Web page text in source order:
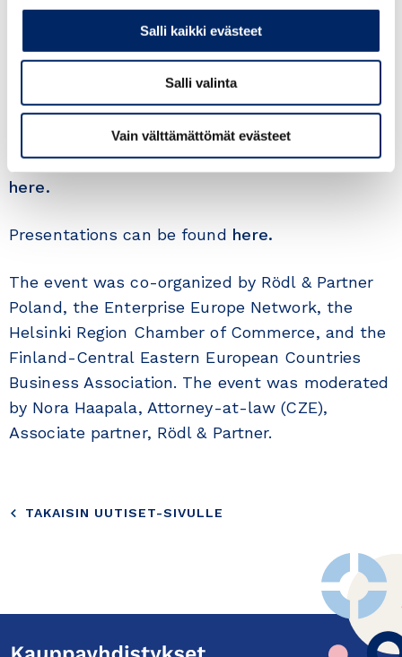
Salli kaikki evästeet
Salli valinta
Vain välttämättömät evästeet
Katarzyna Judkowiak (tax adviser, Partner),
Magdalena Skurowska (new investments expert)
– discussed legal forms of investments in
Poland, current changes in taxation system and
public support available for new investments.
Watch the recording before the 31st May 2022
here.
Presentations can be found here.
The event was co-organized by Rödl & Partner
Poland, the Enterprise Europe Network, the
Helsinki Region Chamber of Commerce, and the
Finland-Central Eastern European Countries
Business Association. The event was moderated
by Nora Haapala, Attorney-at-law (CZE),
Associate partner, Rödl & Partner.
TAKAISIN UUTISET-SIVULLE